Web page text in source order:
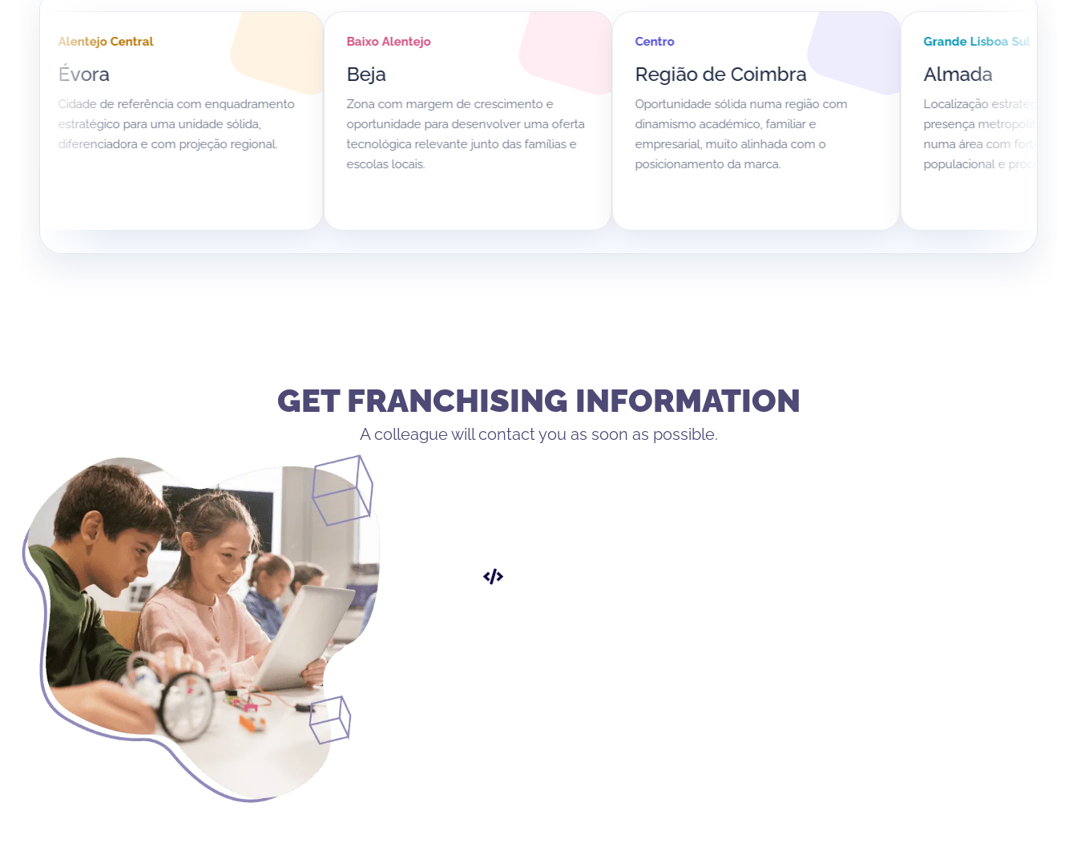
Central
de referência com enquadramento
para uma unidade sólida,
e com projeção regional.
Baixo Alentejo
Zona com margem de crescimento e
oportunidade para desenvolver uma oferta
tecnológica relevante junto das famílias e
escolas locais.
Região de Coimbra
Oportunidade sólida numa região com
dinamismo académico, familiar e
empresarial, muito alinhada com o
posicionamento da marca.
Grande Lisboa Sul
Almada
Localização estratégica para reforçar a
presença metropolitana da
numa área com forte densidade
populacional e procura.
GET FRANCHISING INFORMATION
A colleague will contact you as soon as possible.